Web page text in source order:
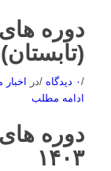
دوره
(تابستان)
/۰ دیدگاه /در
ادامه مطلب
دوره
۱۴۰۳